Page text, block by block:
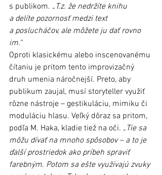
s publikom. „T.z. že nedržíte knihu
a delíte pozornosť medzi text
a poslucháčov, ale môžete ju dať rovno
im.“
Oproti klasickému alebo inscenovanému
čítaniu je pritom tento improvizačný
druh umenia náročnejší. Preto, aby
publikum zaujal, musí storyteller využiť
rôzne nástroje – gestikuláciu, mimiku či
moduláciu hlasu. Veľký dôraz sa pritom,
podľa M. Haka, kladie tiež na oči. „Tie sa
môžu dívať na mnoho spôsobov – a to je
ďalší prostriedok ako príbeh spraviť
farebným. Potom sa ešte využívajú zvuky